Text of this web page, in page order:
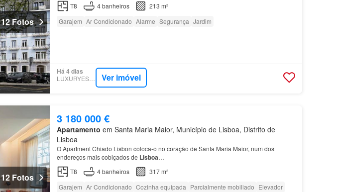
12 Fotos
T8
4banheiros
213 m²
Garajem Ar Condicionado Alarme Segurança Jardim
Há 4 dias
LUXURYESTATE Ver imóvel
12 Fotos
3 180 000 €
Apartamento em Santa Maria Maior, Município de Lisboa, Distrito de
Lisboa
O Apartment Chiado Lisbon coloca-o no coração de Santa Maria Maior, num dos
endereços mais cobiçados de Lisboa…
T8
4banheiros
317 m²
Garajem Ar Condicionado Cozinha equipada Parcialmente mobiliado Elevador